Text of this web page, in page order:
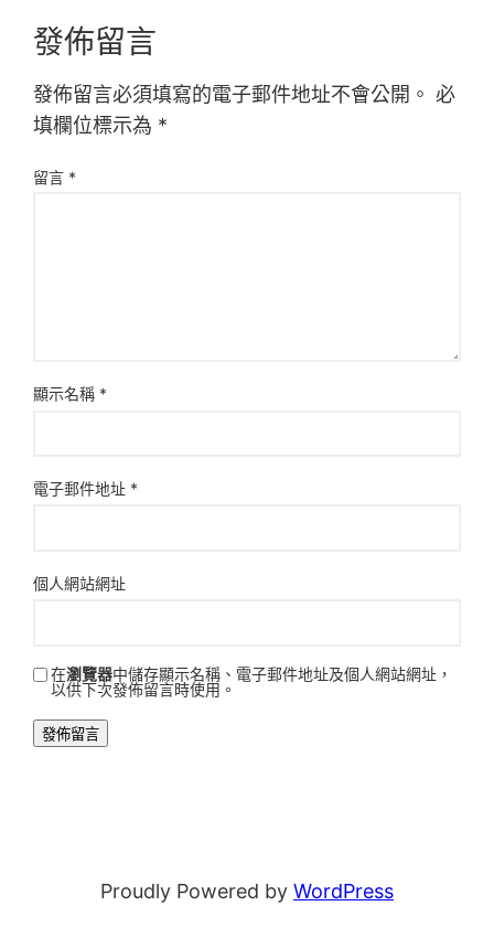
發佈留言
發佈留言必須填寫的電子郵件地址不會公開。 必
填欄位標示為 *
留言 *
顯示名稱 *
電子郵件地址 *
個人網站網址
在瀏覽器中儲存顯示名稱、電子郵件地址及個人網站網址，
以供下次發佈留言時使用。
Proudly Powered by WordPress